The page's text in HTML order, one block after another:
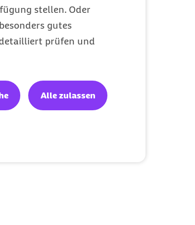
stellen. Oder
gutes
prüfen und
Alle zulassen